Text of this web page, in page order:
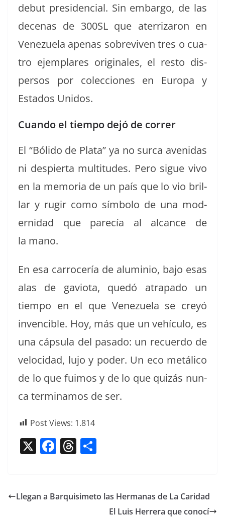
debut pres­i­den­cial. Sin embar­go, de las
dece­nas de 300SL que ater­rizaron en
Venezuela ape­nas sobre­viv­en tres o cua­
tro ejem­plares orig­i­nales, el resto dis­
per­sos por colec­ciones en Europa y
Esta­dos Unidos.
Cuando el tiempo dejó de correr
El “Bóli­do de Pla­ta” ya no sur­ca avenidas
ni despier­ta mul­ti­tudes. Pero sigue vivo
en la memo­ria de un país que lo vio bril­
lar y rugir como sím­bo­lo de una mod­
ernidad que parecía al alcance de
la mano.
En esa car­ro­cería de alu­minio, bajo esas
alas de gavio­ta, quedó atra­pa­do un
tiem­po en el que Venezuela se creyó
inven­ci­ble. Hoy, más que un vehícu­lo, es
una cáp­su­la del pasa­do: un recuer­do de
veloci­dad, lujo y poder. Un eco metáli­co
de lo que fuimos y de lo que quizás nun­
ca ter­mi­namos de ser.
Post Views: 1.814
X F
e
T
a p
ar
Llegan a Barquisimeto las Hermanas de La Caridad
El Luis Herrera que conocí